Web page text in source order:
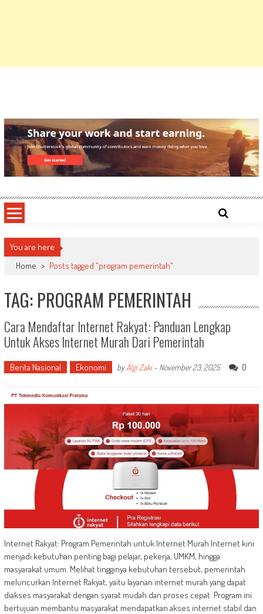
You are here
Home > Posts tagged "program pemerintah"
TAG: PROGRAM PEMERINTAH
Cara Mendaftar Internet Rakyat: Panduan Lengkap
Untuk Akses Internet Murah Dari Pemerintah
Berita Nasional Ekonomi byAlgi Zaki- November 23, 2025 0
Internet Rakyat: Program Pemerintah untuk Internet Murah Internet kini
menjadi kebutuhan penting bagi pelajar, pekerja, UMKM, hingga
masyarakat umum. Melihat tingginya kebutuhan tersebut, pemerintah
meluncurkan Internet Rakyat, yaitu layanan internet murah yang dapat
diakses masyarakat dengan syarat mudah dan proses cepat. Program ini
bertujuan membantu masyarakat mendapatkan akses internet stabil dan